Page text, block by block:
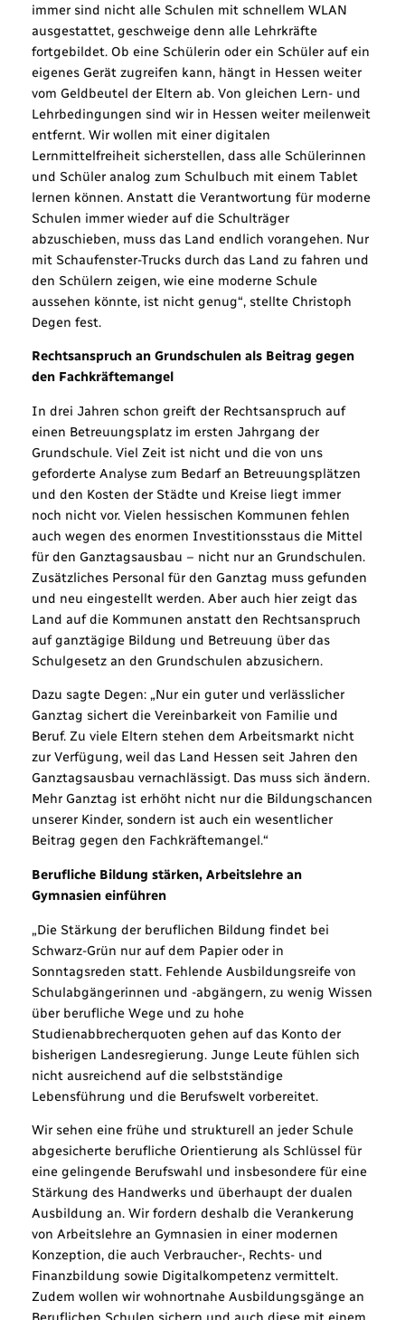
immer sind nicht alle Schulen mit schnellem WLAN
ausgestattet, geschweige denn alle Lehrkräfte
fortgebildet. Ob eine Schülerin oder ein Schüler auf ein
eigenes Gerät zugreifen kann, hängt in Hessen weiter
vom Geldbeutel der Eltern ab. Von gleichen Lern- und
Lehrbedingungen sind wir in Hessen weiter meilenweit
entfernt. Wir wollen mit einer digitalen
Lernmittelfreiheit sicherstellen, dass alle Schülerinnen
und Schüler analog zum Schulbuch mit einem Tablet
lernen können. Anstatt die Verantwortung für moderne
Schulen immer wieder auf die Schulträger
abzuschieben, muss das Land endlich vorangehen. Nur
mit Schaufenster-Trucks durch das Land zu fahren und
den Schülern zeigen, wie eine moderne Schule
aussehen könnte, ist nicht genug“, stellte Christoph
Degen fest.
Rechtsanspruch an Grundschulen als Beitrag gegen
den Fachkräftemangel
In drei Jahren schon greift der Rechtsanspruch auf
einen Betreuungsplatz im ersten Jahrgang der
Grundschule. Viel Zeit ist nicht und die von uns
geforderte Analyse zum Bedarf an Betreuungsplätzen
und den Kosten der Städte und Kreise liegt immer
noch nicht vor. Vielen hessischen Kommunen fehlen
auch wegen des enormen Investitionsstaus die Mittel
für den Ganztagsausbau – nicht nur an Grundschulen.
Zusätzliches Personal für den Ganztag muss gefunden
und neu eingestellt werden. Aber auch hier zeigt das
Land auf die Kommunen anstatt den Rechtsanspruch
auf ganztägige Bildung und Betreuung über das
Schulgesetz an den Grundschulen abzusichern.
Dazu sagte Degen: „Nur ein guter und verlässlicher
Ganztag sichert die Vereinbarkeit von Familie und
Beruf. Zu viele Eltern stehen dem Arbeitsmarkt nicht
zur Verfügung, weil das Land Hessen seit Jahren den
Ganztagsausbau vernachlässigt. Das muss sich ändern.
Mehr Ganztag ist erhöht nicht nur die Bildungschancen
unserer Kinder, sondern ist auch ein wesentlicher
Beitrag gegen den Fachkräftemangel.“
Berufliche Bildung stärken, Arbeitslehre an
Gymnasien einführen
„Die Stärkung der beruflichen Bildung findet bei
Schwarz-Grün nur auf dem Papier oder in
Sonntagsreden statt. Fehlende Ausbildungsreife von
Schulabgängerinnen und -abgängern, zu wenig Wissen
über berufliche Wege und zu hohe
Studienabbrecherquoten gehen auf das Konto der
bisherigen Landesregierung. Junge Leute fühlen sich
nicht ausreichend auf die selbstständige
Lebensführung und die Berufswelt vorbereitet.
Wir sehen eine frühe und strukturell an jeder Schule
abgesicherte berufliche Orientierung als Schlüssel für
eine gelingende Berufswahl und insbesondere für eine
Stärkung des Handwerks und überhaupt der dualen
Ausbildung an. Wir fordern deshalb die Verankerung
von Arbeitslehre an Gymnasien in einer modernen
Konzeption, die auch Verbraucher-, Rechts- und
Finanzbildung sowie Digitalkompetenz vermittelt.
Zudem wollen wir wohnortnahe Ausbildungsgänge an